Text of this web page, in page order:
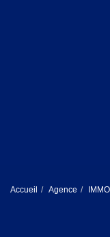
Accueil Agence